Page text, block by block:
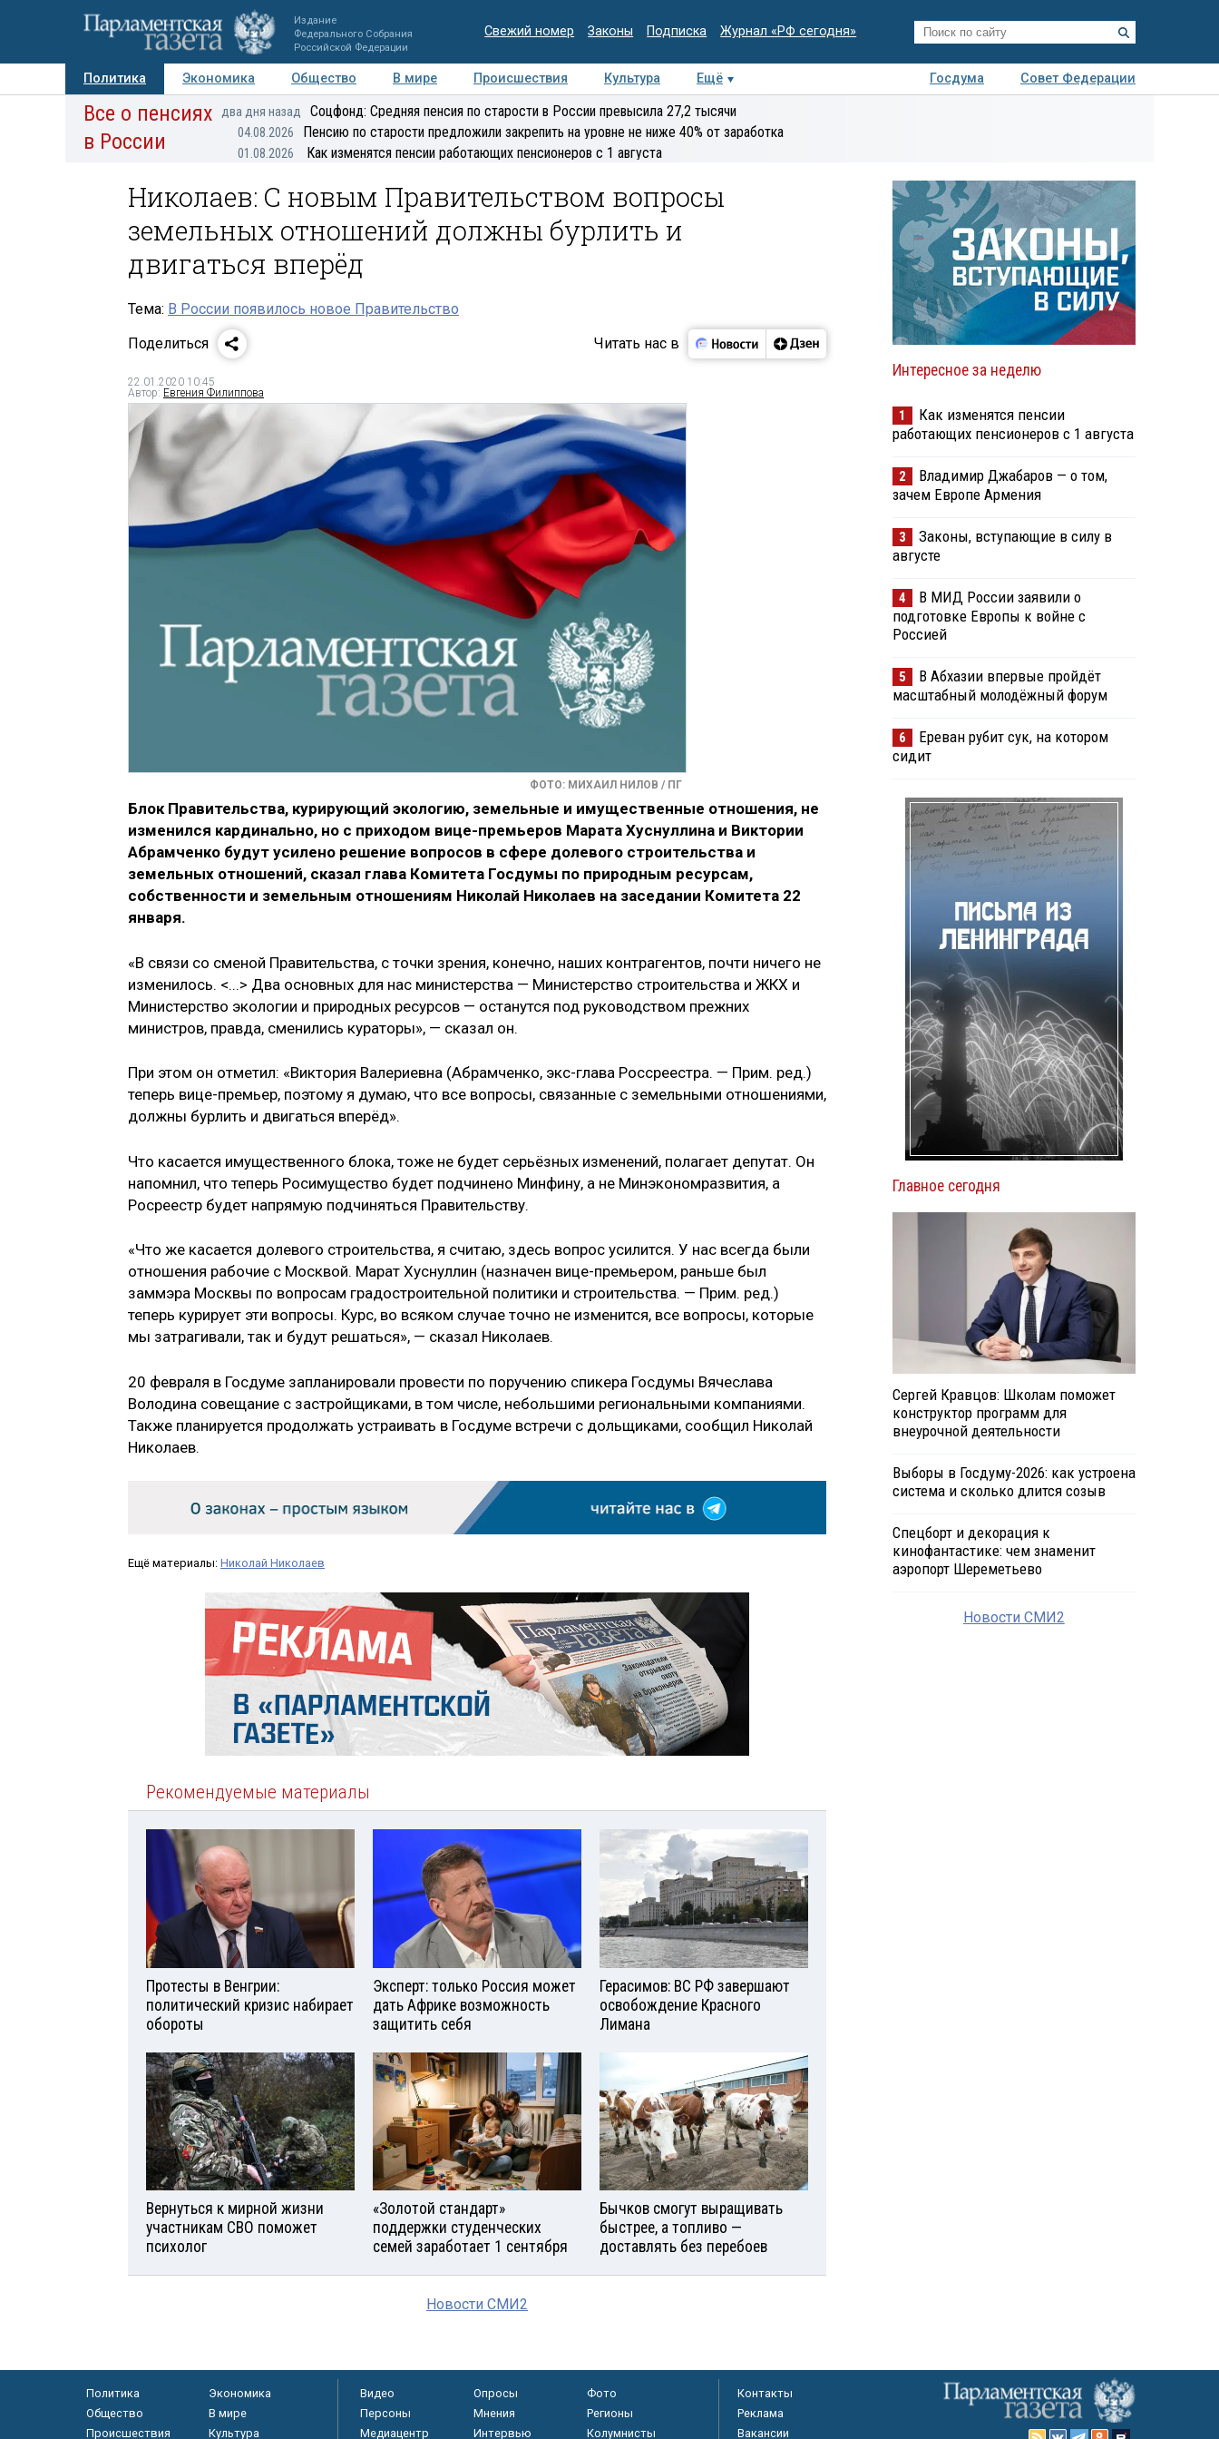
Издание
Федерального Собрания
Российской Федерации
Свежий номер Законы Подписка Журнал «РФ сегодня»
Политика Экономика Общество В мире Происшествия Культура Ещё Госдума
Совет Федерации
Авторы Персоны Мнения Регионы Медиацентр Интервью Колумнисты
Все о пенсиях
в России
два дня назад Соцфонд: Средняя пенсия по старости в России превысила 27,2 тысячи
04.08.2026 Пенсию по старости предложили закрепить на уровне не ниже 40% от заработка
01.08.2026 Как изменятся пенсии работающих пенсионеров с 1 августа
Николаев: С новым Правительством вопросы
земельных отношений должны бурлить и
двигаться вперёд
Тема: В России появилось новое Правительство
Поделиться
Читать нас в
22.01.2020 10:45
Автор: Евгения Филиппова
ФОТО: МИХАИЛ НИЛОВ / ПГ
Блок Правительства, курирующий экологию, земельные и имущественные отношения, не
изменился кардинально, но с приходом вице-премьеров Марата Хуснуллина и Виктории
Абрамченко будут усилено решение вопросов в сфере долевого строительства и
земельных отношений, сказал глава Комитета Госдумы по природным ресурсам,
собственности и земельным отношениям Николай Николаев на заседании Комитета 22
января.
«В связи со сменой Правительства, с точки зрения, конечно, наших контрагентов, почти ничего не
изменилось. <...> Два основных для нас министерства — Министерство строительства и ЖКХ и
Министерство экологии и природных ресурсов — останутся под руководством прежних
министров, правда, сменились кураторы», — сказал он.
При этом он отметил: «Виктория Валериевна (Абрамченко, экс-глава Россреестра. — Прим. ред.)
теперь вице-премьер, поэтому я думаю, что все вопросы, связанные с земельными отношениями,
должны бурлить и двигаться вперёд».
Что касается имущественного блока, тоже не будет серьёзных изменений, полагает депутат. Он
напомнил, что теперь Росимущество будет подчинено Минфину, а не Минэкономразвития, а
Росреестр будет напрямую подчиняться Правительству.
«Что же касается долевого строительства, я считаю, здесь вопрос усилится. У нас всегда были
отношения рабочие с Москвой. Марат Хуснуллин (назначен вице-премьером, раньше был
заммэра Москвы по вопросам градостроительной политики и строительства. — Прим. ред.)
теперь курирует эти вопросы. Курс, во всяком случае точно не изменится, все вопросы, которые
мы затрагивали, так и будут решаться», — сказал Николаев.
20 февраля в Госдуме запланировали провести по поручению спикера Госдумы Вячеслава
Володина совещание с застройщиками, в том числе, небольшими региональными компаниями.
Также планируется продолжать устраивать в Госдуме встречи с дольщиками, сообщил Николай
Николаев.
Ещё материалы: Николай Николаев
Рекомендуемые материалы
Протесты в Венгрии:
политический кризис набирает
обороты
Эксперт: только Россия может
дать Африке возможность
защитить себя
Герасимов: ВС РФ завершают
освобождение Красного
Лимана
Вернуться к мирной жизни
участникам СВО поможет
психолог
«Золотой стандарт»
поддержки студенческих
семей заработает 1 сентября
Бычков смогут выращивать
быстрее, а топливо —
доставлять без перебоев
Новости СМИ2
Интересное за неделю
1
Как изменятся пенсии
работающих пенсионеров с 1 августа
2
Владимир Джабаров — о том,
зачем Европе Армения
3
Законы, вступающие в силу в
августе
4
В МИД России заявили о
подготовке Европы к войне с
Россией
5
В Абхазии впервые пройдёт
масштабный молодёжный форум
6
Ереван рубит сук, на котором
сидит
Главное сегодня
Сергей Кравцов: Школам поможет
конструктор программ для
внеурочной деятельности
Выборы в Госдуму-2026: как устроена
система и сколько длится созыв
Спецборт и декорация к
кинофантастике: чем знаменит
аэропорт Шереметьево
Новости СМИ2
Политика
Экономика
Общество
В мире
Происшествия
Культура
Видео Опросы
Фото
Персоны
Мнения
Регионы
Медиацентр
Интервью Колумнисты
Контакты
Реклама
Вакансии